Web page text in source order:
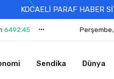
KOCAELİ PARAF HABER
6492.45
Sendika Dünya